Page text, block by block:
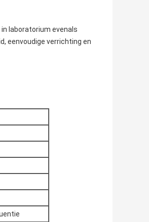
laboratorium evenals
eenvoudige verrichting en